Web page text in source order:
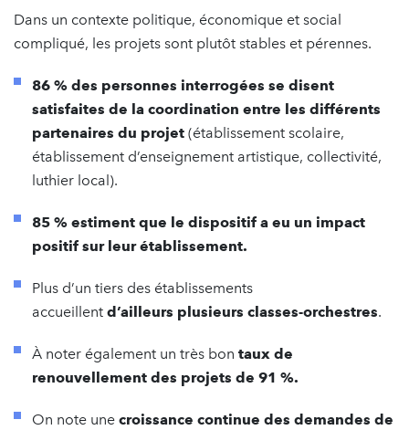
Dans un contexte politique, économique et social
compliqué, les projets sont plutôt stables et pérennes.
86 % des personnes interrogées se disent
satisfaites de la coordination entre les différents
partenaires du projet (établissement scolaire,
établissement d’enseignement artistique, collectivité,
luthier local).
85 % estiment que le dispositif a eu un impact
positif sur leur établissement.
Plus d’un tiers des établissements
accueillent d’ailleurs plusieurs classes-orchestres.
À noter également un très bon taux de
renouvellement des projets de 91 %.
On note une croissance continue des demandes de